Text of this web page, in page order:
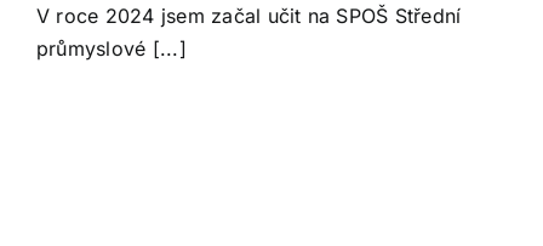
V roce 2024 jsem začal učit na SPOŠ Střední
průmyslové [...]